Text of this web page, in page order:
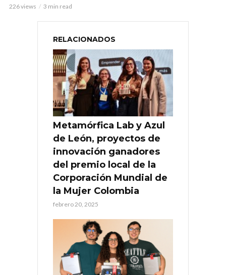
226 views 3 min read
RELACIONADOS
Metamórfica Lab y Azul
de León, proyectos de
innovación ganadores
del premio local de la
Corporación Mundial de
la Mujer Colombia
febrero 20, 2025